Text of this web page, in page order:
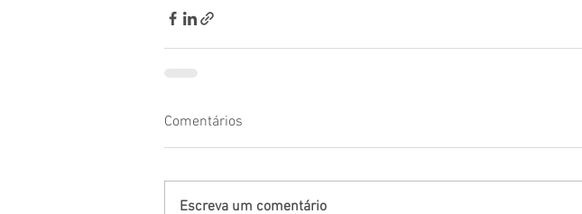
Comentários
Escreva um comentário